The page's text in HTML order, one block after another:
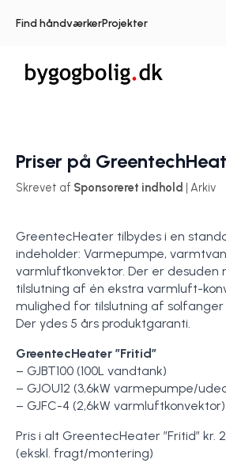
Find håndværkerProjekter
Priser på
Skrevet af Sponsoreret indhold | Arkiv
GreentecHeater tilbydes i en
indeholder: Varmepumpe,
varmluftkonvektor. Der er desuden
tilslutning af én ekstra varmluft-
mulighed for tilslutning af solfanger
Der ydes 5 års produktgaranti.
GreentecHeater ”Fritid”
– GJBT100 (100L vandtank)
– GJOU12 (3,6kW varmepumpe/
– GJFC-4 (2,6kW varmluftkonvektor)
Pris i alt GreentecHeater ”Fritid” kr.
(ekskl. fragt/montering)